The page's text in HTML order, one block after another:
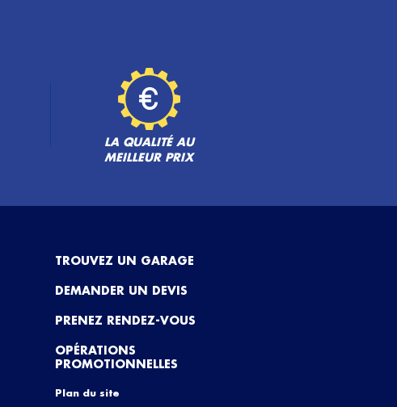
LA QUALITÉ AU
MEILLEUR PRIX
TROUVEZ UN GARAGE
DEMANDER UN DEVIS
PRENEZ RENDEZ-VOUS
OPÉRATIONS
PROMOTIONNELLES
Plan du site